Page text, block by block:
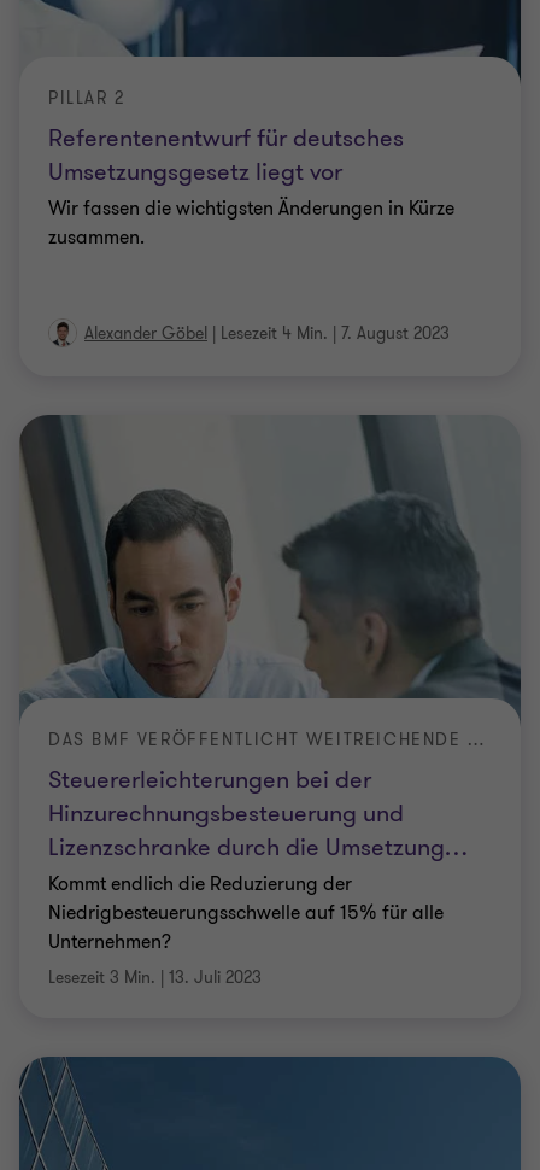
Referentenentwurf für deutsches
Umsetzungsgesetz liegt vor
PILLAR 2
Wir fassen die wichtigsten Änderungen in Kürze
zusammen.
Alexander Göbel | Lesezeit 4 Min. | 7. August 2023
Steuererleichterungen bei der
Hinzurechnungsbesteuerung und
Lizenzschranke durch die Umsetzung…
DAS BMF VERÖFFENTLICHT WEITREICHENDE BEGLEITMASSNAHMEN IM REFERENTENENTWURF FÜR EIN GESETZ ZUR UMSETZUNG DER GLOBALEN MINDESTBESTEUERUNG.
Kommt endlich die Reduzierung der
Niedrigbesteuerungsschwelle auf 15% für alle
Unternehmen?
Lesezeit 3 Min. | 13. Juli 2023